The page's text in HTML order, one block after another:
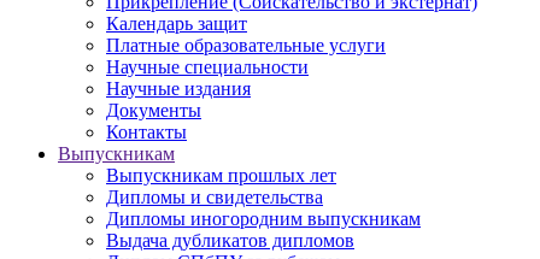
Календарь защит
Платные образовательные услуги
Научные специальности
Научные издания
Документы
Контакты
Выпускникам
Выпускникам прошлых лет
Дипломы и свидетельства
Дипломы иногородним выпускникам
Выдача дубликатов дипломов